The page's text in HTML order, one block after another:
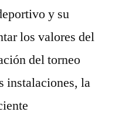
y su
los valores del
del torneo
instalaciones, la